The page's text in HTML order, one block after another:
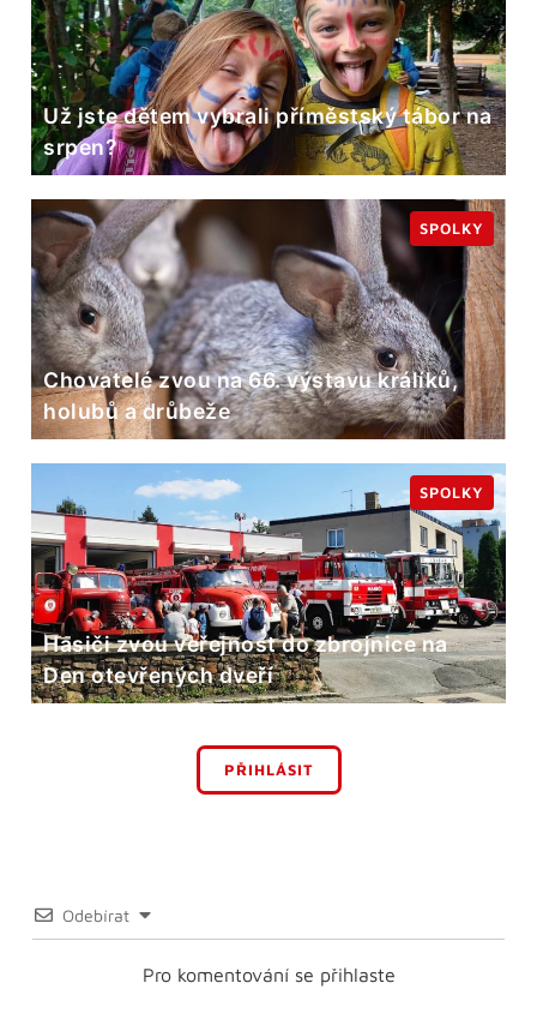
Už jste dětem vybrali příměstský tábor na
srpen?
Chovatelé zvou na 66. výstavu králíků,
holubů a drůbeže
SPOLKY
Hasiči zvou veřejnost do zbrojnice na
Den otevřených dveří
SPOLKY
PŘIHLÁSIT
Odebírat
Pro komentování se přihlaste